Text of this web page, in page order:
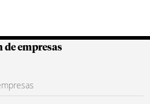
Colombianas
de empresas